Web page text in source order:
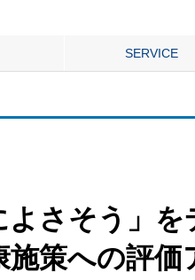
SERVICE
よさそう」
施策への評